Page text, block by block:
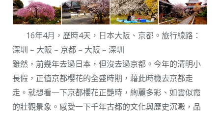
16年4月，歷時4天，日本大阪、京都。旅行線路：
深圳 – 大阪 – 京都 – 大阪 – 深圳
雖然，前幾年去過日本，但沒去過京都。今年的清明小
長假，正值京都櫻花的全盛時期，藉此時機去京都走
走。就想看一下京都櫻花正艷時，絢麗多彩、如雲似霞
的壯觀景象。感受一下千年古都的文化與歷史沉澱，品